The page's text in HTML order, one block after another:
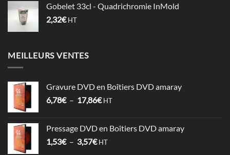
Gobelet 33cl - Quadrichromie InMold
2,32€ HT
MEILLEURS VENTES
Gravure DVD en Boîtiers DVD amaray
6,78€ – 17,86€Plage
6,78€
à
HT
Pressage DVD en Boîtiers DVD amaray
1,53€ – 3,57€Plage
HT